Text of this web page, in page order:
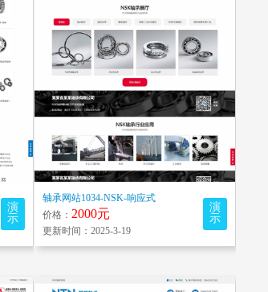
演
示
轴承网站1034-NSK-响应式
价格：2000元
更新时间：2025-3-19
演
示